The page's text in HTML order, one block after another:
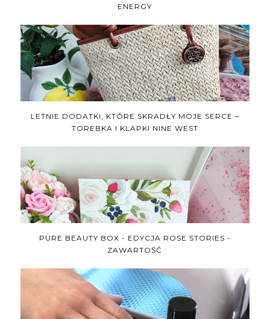
ENERGY
LETNIE DODATKI, KTÓRE SKRADŁY MOJE SERCE –
TOREBKA I KLAPKI NINE WEST
PURE BEAUTY BOX - EDYCJA ROSE STORIES -
ZAWARTOŚĆ